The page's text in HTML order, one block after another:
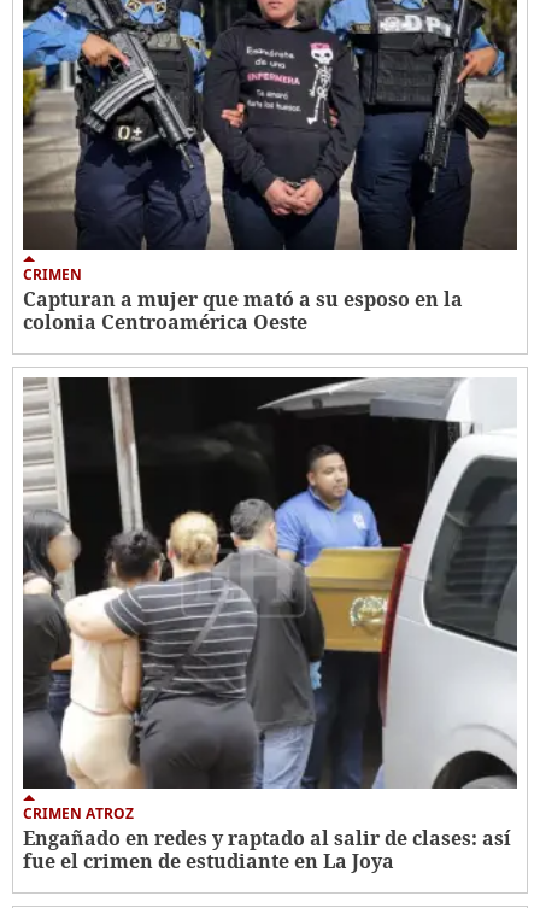
CRIMEN
Capturan a mujer que mató a su esposo en la
colonia Centroamérica Oeste
CRIMEN ATROZ
Engañado en redes y raptado al salir de clases: así
fue el crimen de estudiante en La Joya